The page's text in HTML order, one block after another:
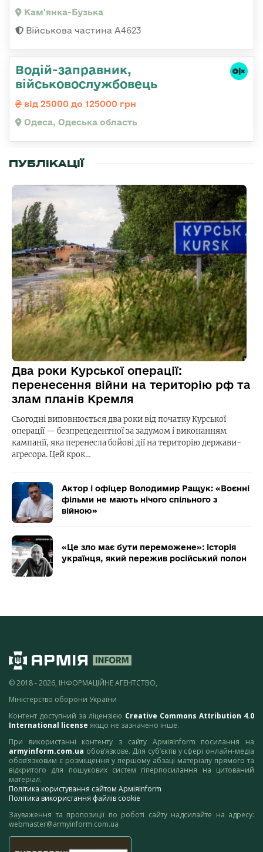
Кам'янка-Бузька
Військова частина А4623
Водій-заправник,
військовослужбовець
від 25000 до 125000 грн
Одеса, Одеська область
ПУБЛІКАЦІЇ
Два роки Курської операції:
перенесення війни на територію рф та
злам планів Кремля
Сьогодні виповнюється два роки від початку Курської
операції — безпрецедентної за задумом і виконанням
кампанії, яка перенесла бойові дії на територію держави-
агресора. Цей крок…
Актор і офіцер Володимир Ращук: «Воєнні
фільми не мають нічого спільного з
війною»
«Це зло має бути переможене»: історія
українця, який пережив російський полон
© 2018 - 2026, ІНФОРМАЦІЙНЕ АГЕНТСТВО,
Міністерство оборони України
Контент доступний за ліцензією Creative Commons Attribution 4.0
International license якщо не зазначено інше.
При використанні контенту з сайту АрміяInform посилання на
armyinform.com.ua обов’язкове. Для суб’єктів у сфері онлайн-медіа
обов’язковим є розміщення у першому абзаці матеріалу прямого та
відкритого для пошукових систем гіперпосилання на цитований
матеріал.
Політика користування сайтом АрміяInform
Політика використання файлів cookie
Зауваження та пропозиції по роботі сайту надсилайте на адресу:
webmaster@armyinform.com.ua